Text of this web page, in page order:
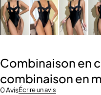
Combinaison en
combinaison en
0 AvisÉcrire un avis